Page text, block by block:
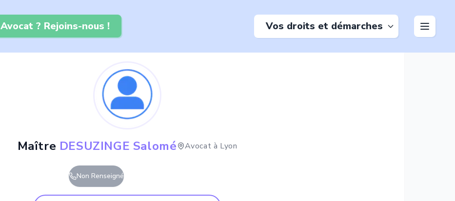
Avocat ? Rejoins-nous ! Vos droits et démarches
Maître DESUZINGE Salomé Avocat à Lyon
Non Renseigné